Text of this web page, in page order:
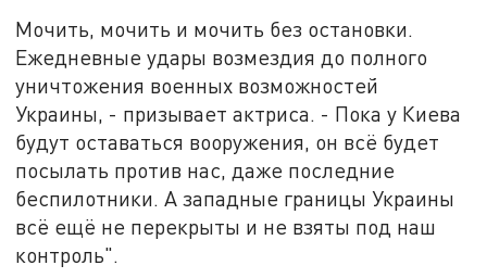
Мочить, мочить и мочить без остановки.
Ежедневные удары возмездия до полного
уничтожения военных возможностей
Украины, - призывает актриса. - Пока у Киева
будут оставаться вооружения, он всё будет
посылать против нас, даже последние
беспилотники. А западные границы Украины
всё ещё не перекрыты и не взяты под наш
контроль".